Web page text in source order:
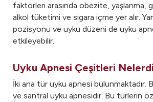
faktörleri arasında obezite, yaşlanma,
alkol tüketimi ve sigara içme yer alır.
pozisyonu ve uyku düzeni de uyku
etkileyebilir.
Uyku Apnesi Çeşitleri
İki ana tür uyku apnesi bulunmaktadır.
ve santral uyku apnesidir. Bu türlerin